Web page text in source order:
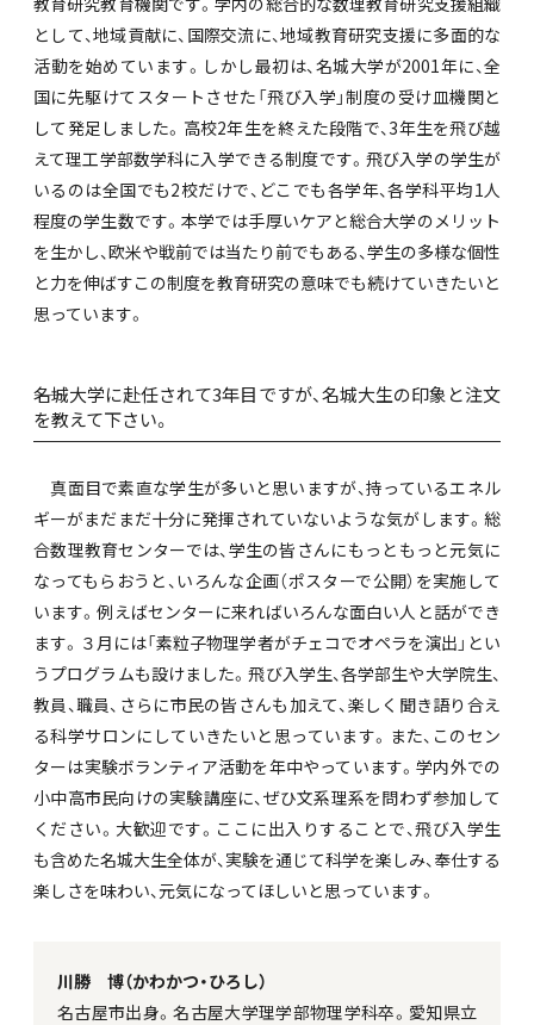
として、地域貢献に、国際交流に、地域教育研究支援に多面的な
活動を始めています。しかし最初は、名城大学が2001年に、全
国に先駆けてスタートさせた「飛び入学」制度の受け皿機関と
して発足しました。高校2年生を終えた段階で、3年生を飛び越
えて理工学部数学科に入学できる制度です。飛び入学の学生が
いるのは全国でも2校だけで、どこでも各学年、各学科平均1人
程度の学生数です。本学では手厚いケアと総合大学のメリット
を生かし、欧米や戦前では当たり前でもある、学生の多様な個性
と力を伸ばすこの制度を教育研究の意味でも続けていきたいと
思っています。
――名城大学に赴任されて3年目ですが、名城大生の印象と注文
を教えて下さい。
真面目で素直な学生が多いと思いますが、持っているエネル
ギーがまだまだ十分に発揮されていないような気がします。総
合数理教育センターでは、学生の皆さんにもっともっと元気に
なってもらおうと、いろんな企画（ポスターで公開）を実施して
います。例えばセンターに来ればいろんな面白い人と話ができ
ます。３月には「素粒子物理学者がチェコでオペラを演出」とい
うプログラムも設けました。飛び入学生、各学部生や大学院生、
教員、職員、さらに市民の皆さんも加えて、楽しく聞き語り合え
る科学サロンにしていきたいと思っています。また、このセン
ターは実験ボランティア活動を年中やっています。学内外での
小中高市民向けの実験講座に、ぜひ文系理系を問わず参加して
ください。大歓迎です。ここに出入りすることで、飛び入学生
も含めた名城大生全体が、実験を通じて科学を楽しみ、奉仕する
楽しさを味わい、元気になってほしいと思っています。
川勝 博（かわかつ・ひろし）
名古屋市出身。名古屋大学理学部物理学科卒。愛知県立